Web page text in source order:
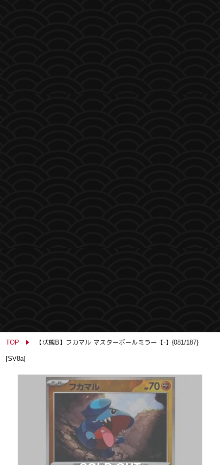
TOP 【状態B】フカマル マスターボールミラー【-】{081/187}
[SV8a]